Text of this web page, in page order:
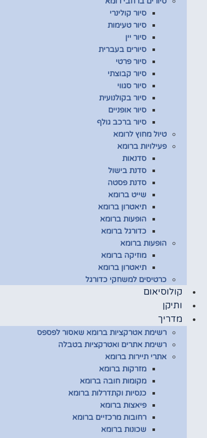
סיור קולינרי
סיור טעימות
סיור יין
סיורים בעברית
סיור פרטי
סיור קבוצתי
סיור סגווי
סיור בקולנועית
סיור אופניים
סיור ברכב גולף
טיול מחוץ לרומא
פעילויות ברומא
סדנאות
סדנת בישול
סדנת פסטה
שייט ברומא
תיאטרון ברומא
הופעות ברומא
כדורגל ברומא
הופעות ברומא
מוזיקה ברומא
תיאטרון ברומא
כרטיסים למשחקי כדורגל
קולוסיאום
ותיקן
מדריך
רשימת אטרקציות ברומא שאסור לפספס
רשימת אתרים ואטרקציות בטבלה
אתרי תיירות ברומא
מזרקות ברומא
מקומות חובה ברומא
כנסיות וקתדרלות ברומא
פיאצות ברומא
רחובות מרכזיים ברומא
שכונות ברומא